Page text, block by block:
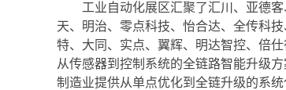
工业自动化展区汇聚了汇川、亚德客
天、明治、零点科技、怡合达、全传科
特、大同、实点、翼辉、明达智控、倍
从传感器到控制系统的全链路智能升级
制造业提供从单点优化到全链升级的系统